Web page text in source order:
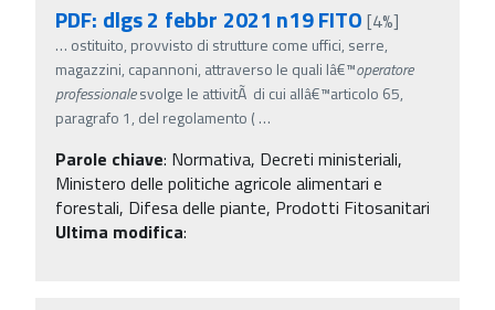
PDF: dlgs 2 febbr 2021 n19 FITO [4%]
… ostituito, provvisto di strutture come uffici, serre,
magazzini, capannoni, attraverso le quali lâ€™operatore
professionalesvolge le attivitÃ di cui allâ€™articolo 65,
paragrafo 1, del regolamento ( …
Parole chiave: Normativa, Decreti ministeriali,
Ministero delle politiche agricole alimentari e
forestali, Difesa delle piante, Prodotti Fitosanitari
Ultima modifica: